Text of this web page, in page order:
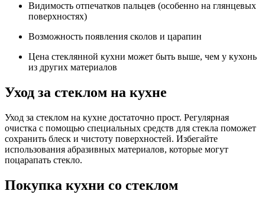
Видимость отпечатков пальцев (особенно на глянцевых
поверхностях)
Возможность появления сколов и царапин
Цена стеклянной кухни может быть выше, чем у кухонь
из других материалов
Уход за стеклом на кухне
Уход за стеклом на кухне достаточно прост. Регулярная
очистка с помощью специальных средств для стекла поможет
сохранить блеск и чистоту поверхностей. Избегайте
использования абразивных материалов, которые могут
поцарапать стекло.
Покупка кухни со стеклом